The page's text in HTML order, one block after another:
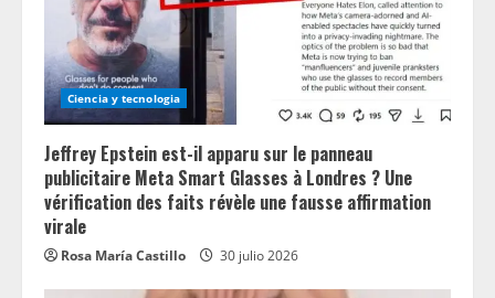
Ciencia y tecnologia
Jeffrey Epstein est-il apparu sur le panneau
publicitaire Meta Smart Glasses à Londres ? Une
vérification des faits révèle une fausse affirmation
virale
Rosa María Castillo 30 julio 2026